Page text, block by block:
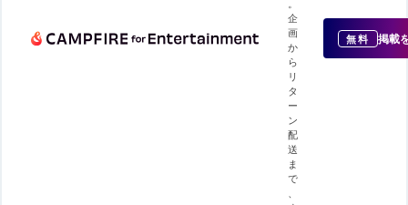
企
画
か
ら
リ
タ
ー
ン
配
送
ま
で
無料 掲載